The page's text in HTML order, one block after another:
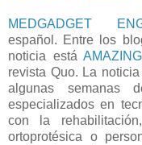
MEDGADGET
español. Entre los
noticia estáAMAZING
revista Quo. La
algunas semanas
especializados en
con la
ortoprotésica o